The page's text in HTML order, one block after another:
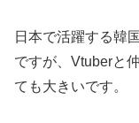
日本で活躍する韓
ですが、Vtuberと
ても大きいです。